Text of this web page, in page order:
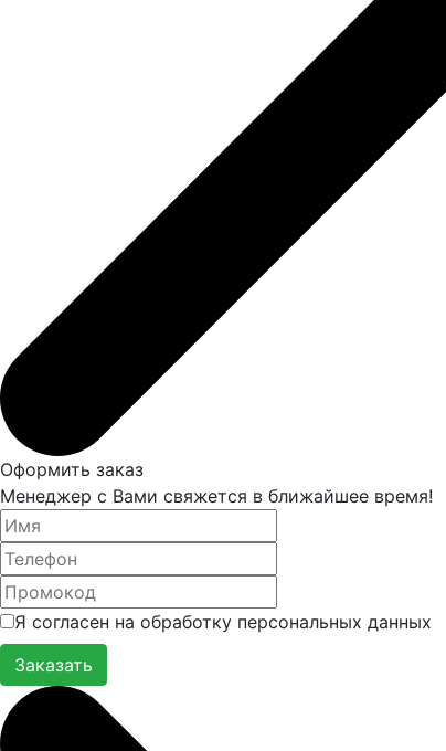
Оформить заказ
Менеджер с Вами свяжется в ближайшее время!
Я согласен на обработку персональных данных
Заказать